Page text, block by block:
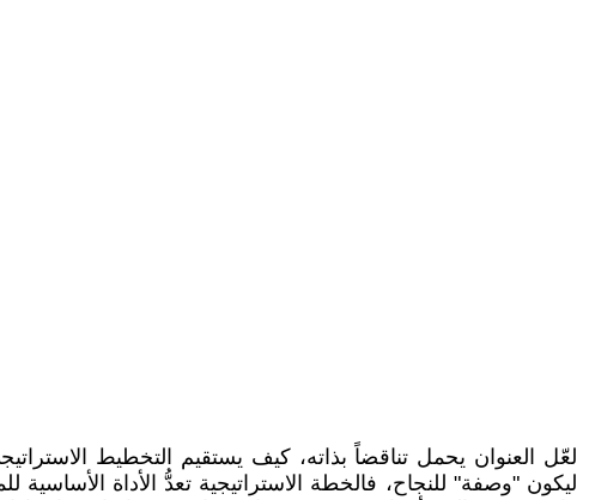
لعّل العنوان يحمل تناقضاً بذاته، كيف يستقيم التخطيط
ليكون "وصفة" للنجاح، فالخطة الاستراتيجية تعدُّ الأداة